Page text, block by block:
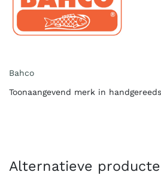
Bahco
Toonaangevend merk in
Alternatieve